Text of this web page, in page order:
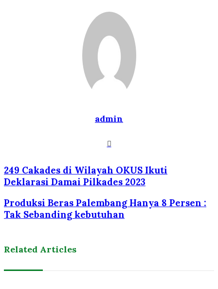
admin
Website
249 Cakades di Wilayah OKUS Ikuti
Deklarasi Damai Pilkades 2023
Produksi Beras Palembang Hanya 8 Persen :
Tak Sebanding kebutuhan
Related Articles